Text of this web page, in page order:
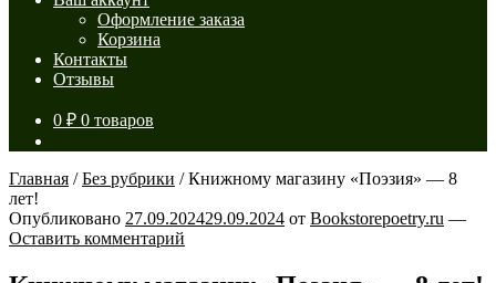
Оформление заказа
Корзина
Контакты
Отзывы
0 ₽ 0 товаров
Главная /Без рубрики /Книжному магазину «Поэзия» — 8
лет!
Опубликовано 27.09.202429.09.2024 от Bookstorepoetry.ru —
Оставить комментарий